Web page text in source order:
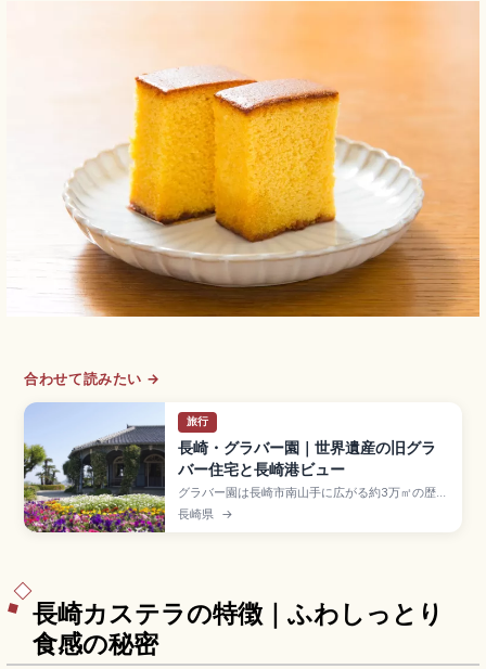
合わせて読みたい →
旅行
長崎・グラバー園｜世界遺産の旧グラ
バー住宅と長崎港ビュー
グラバー園は長崎市南山手に広がる約3万㎡の歴史
的洋館群で、文久3年(1863年)築の旧グラバー住
宅が世界遺産「明治日本の産業革命遺産」構成資
長崎県 →
長崎カステラの特徴｜ふわしっとり
食感の秘密